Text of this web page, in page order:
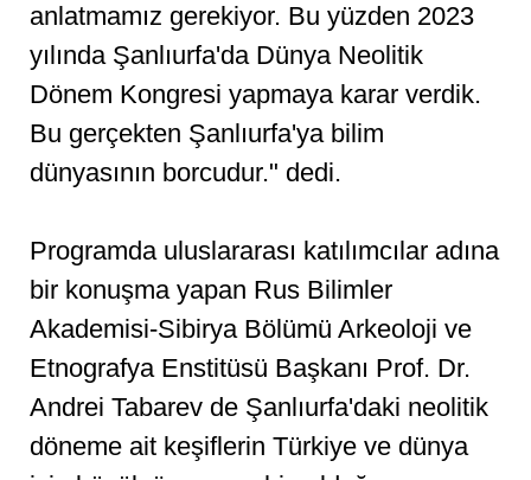
anlatmamız gerekiyor. Bu yüzden 2023
yılında Şanlıurfa'da Dünya Neolitik
Dönem Kongresi yapmaya karar verdik.
Bu gerçekten Şanlıurfa'ya bilim
dünyasının borcudur." dedi.
Programda uluslararası katılımcılar adına
bir konuşma yapan Rus Bilimler
Akademisi-Sibirya Bölümü Arkeoloji ve
Etnografya Enstitüsü Başkanı Prof. Dr.
Andrei Tabarev de Şanlıurfa'daki neolitik
döneme ait keşiflerin Türkiye ve dünya